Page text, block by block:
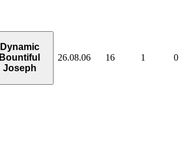
Dynamic
Bountiful
Joseph
26.08.06 16 1 0